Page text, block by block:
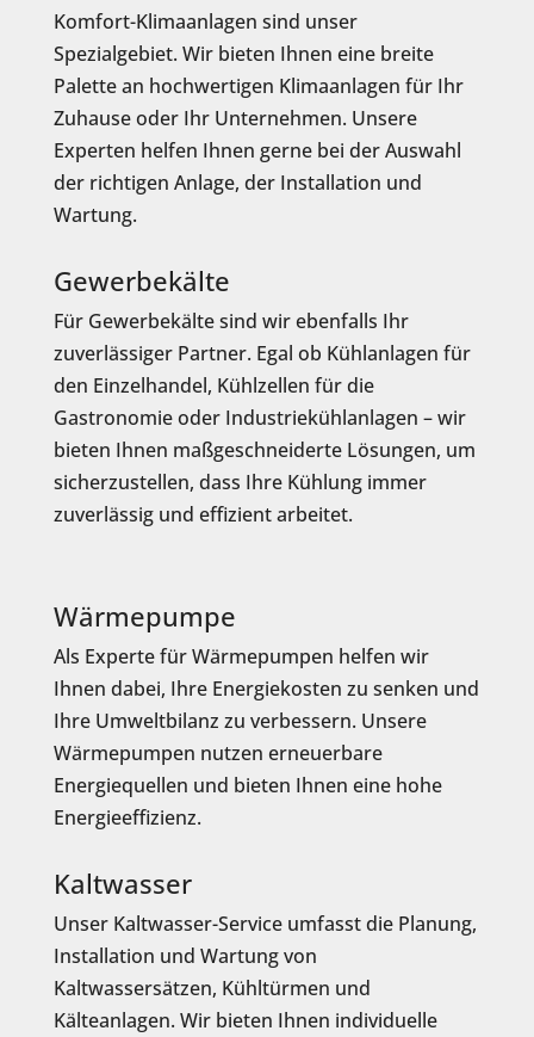
Komfort-Klimaanlagen sind unser
Spezialgebiet. Wir bieten Ihnen eine breite
Palette an hochwertigen Klimaanlagen für Ihr
Zuhause oder Ihr Unternehmen. Unsere
Experten helfen Ihnen gerne bei der Auswahl
der richtigen Anlage, der Installation und
Wartung.
Gewerbekälte
Für Gewerbekälte sind wir ebenfalls Ihr
zuverlässiger Partner. Egal ob Kühlanlagen für
den Einzelhandel, Kühlzellen für die
Gastronomie oder Industriekühlanlagen – wir
bieten Ihnen maßgeschneiderte Lösungen, um
sicherzustellen, dass Ihre Kühlung immer
zuverlässig und effizient arbeitet.
Wärmepumpe
Als Experte für Wärmepumpen helfen wir
Ihnen dabei, Ihre Energiekosten zu senken und
Ihre Umweltbilanz zu verbessern. Unsere
Wärmepumpen nutzen erneuerbare
Energiequellen und bieten Ihnen eine hohe
Energieeffizienz.
Kaltwasser
Unser Kaltwasser-Service umfasst die Planung,
Installation und Wartung von
Kaltwassersätzen, Kühltürmen und
Kälteanlagen. Wir bieten Ihnen individuelle